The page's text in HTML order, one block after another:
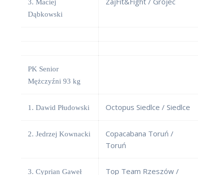
3. Maciej
Dąbkowski
PK Senior
Mężczyźni 93 kg
1. Dawid Płudowski Octopus Siedlce / Siedlce
2. Jedrzej Kownacki
Copacabana Toruń /
Toruń
3. Cyprian Gaweł Top Team Rzeszów /